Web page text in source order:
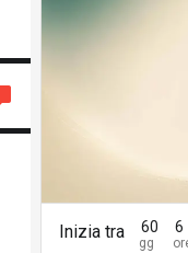
Inizia tra 60 6